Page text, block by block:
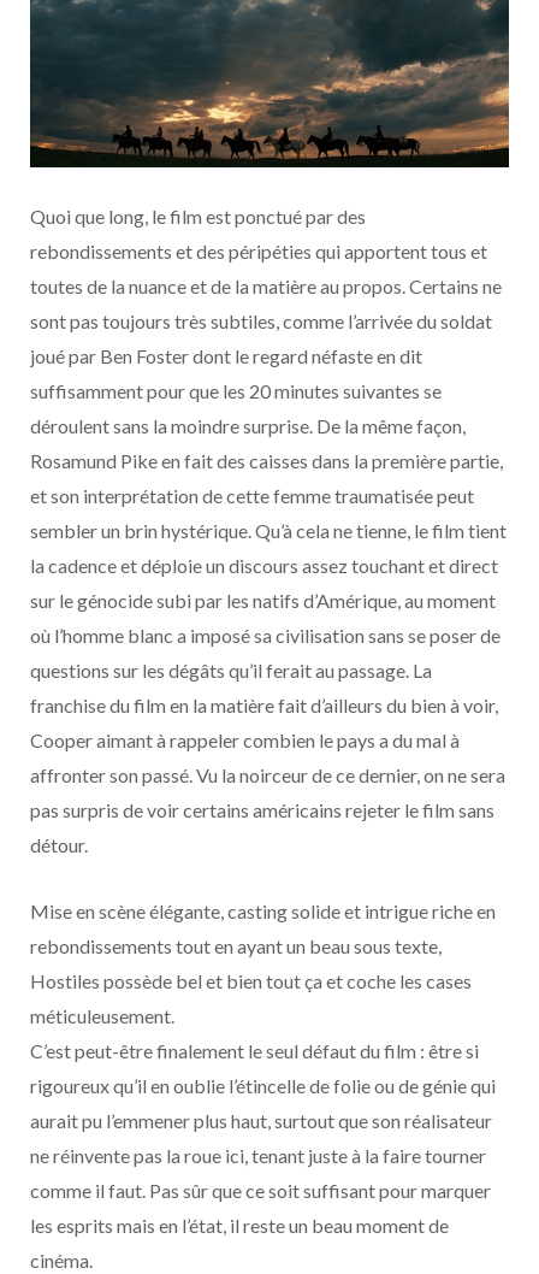
Quoi que long, le film est ponctué par des
rebondissements et des péripéties qui apportent tous et
toutes de la nuance et de la matière au propos. Certains ne
sont pas toujours très subtiles, comme l’arrivée du soldat
joué par Ben Foster dont le regard néfaste en dit
suffisamment pour que les 20 minutes suivantes se
déroulent sans la moindre surprise. De la même façon,
Rosamund Pike en fait des caisses dans la première partie,
et son interprétation de cette femme traumatisée peut
sembler un brin hystérique. Qu’à cela ne tienne, le film tient
la cadence et déploie un discours assez touchant et direct
sur le génocide subi par les natifs d’Amérique, au moment
où l’homme blanc a imposé sa civilisation sans se poser de
questions sur les dégâts qu’il ferait au passage. La
franchise du film en la matière fait d’ailleurs du bien à voir,
Cooper aimant à rappeler combien le pays a du mal à
affronter son passé. Vu la noirceur de ce dernier, on ne sera
pas surpris de voir certains américains rejeter le film sans
détour.
Mise en scène élégante, casting solide et intrigue riche en
rebondissements tout en ayant un beau sous texte,
Hostiles possède bel et bien tout ça et coche les cases
méticuleusement.
C’est peut-être finalement le seul défaut du film : être si
rigoureux qu’il en oublie l’étincelle de folie ou de génie qui
aurait pu l’emmener plus haut, surtout que son réalisateur
ne réinvente pas la roue ici, tenant juste à la faire tourner
comme il faut. Pas sûr que ce soit suffisant pour marquer
les esprits mais en l’état, il reste un beau moment de
cinéma.